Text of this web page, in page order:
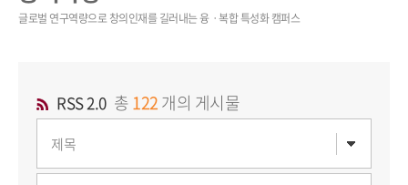
RSS 2.0 총122개의 게시물